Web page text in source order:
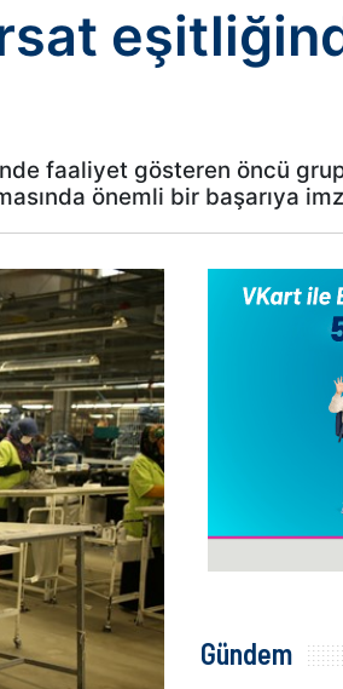
faaliyet gösteren öncü
önemli bir başarıya
Gündem